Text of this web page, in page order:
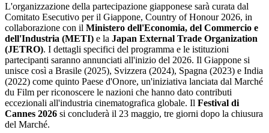
L'organizzazione della partecipazione giapponese sarà curata dal
Comitato Esecutivo per il Giappone, Country of Honour 2026, in
collaborazione con il Ministero dell'Economia, del Commercio e
dell'Industria (METI) e la Japan External Trade Organization
(JETRO). I dettagli specifici del programma e le istituzioni
partecipanti saranno annunciati all'inizio del 2026. Il Giappone si
unisce così a Brasile (2025), Svizzera (2024), Spagna (2023) e India
(2022) come quinto Paese d'Onore, un'iniziativa lanciata dal Marché
du Film per riconoscere le nazioni che hanno dato contributi
eccezionali all'industria cinematografica globale. Il Festival di
Cannes 2026 si concluderà il 23 maggio, tre giorni dopo la chiusura
del Marché.